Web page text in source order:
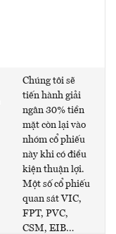
Chúng tôi sẽ
tiến hành giải
ngân 30% tiền
mặt còn lại vào
nhóm cổ phiếu
này khi có điều
kiện thuận lợi.
Một số cổ phiếu
quan sát VIC,
FPT, PVC,
CSM, EIB…